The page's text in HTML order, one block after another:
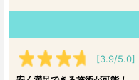
[3.9/5.0]